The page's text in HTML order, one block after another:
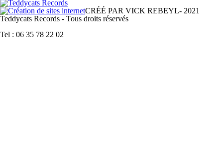
CRÉÉ PAR VICK REBEYL- 2021
Teddycats Records - Tous droits réservés
Tel : 06 35 78 22 02